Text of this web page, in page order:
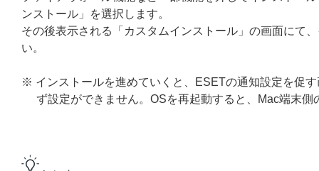
ンストール」を選択します。
その後表示される「カスタムインストール」の画面にて
い。
※ インストールを進めていくと、ESETの通知設定を促
ず設定ができません。OSを再起動すると、Mac端末